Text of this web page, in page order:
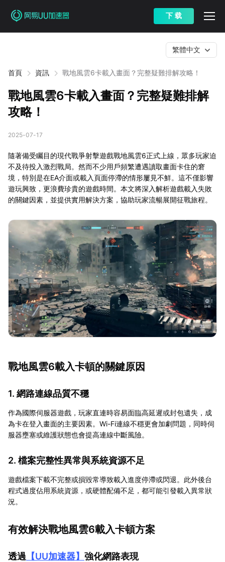
下 载
首頁 資訊 戰地風雲6卡載入畫面？完整疑難排解攻略！
繁體中文
戰地風雲6卡載入畫面？完整疑難排解
攻略！
2025-07-17
隨著備受矚目的現代戰爭射擊遊戲戰地風雲6正式上線，眾多玩家迫
不及待投入激烈戰局。然而不少用戶頻繁遭遇讀取畫面卡住的窘
境，特別是在EA介面或載入頁面停滯的情形屢見不鮮。這不僅影響
遊玩興致，更浪費珍貴的遊戲時間。本文將深入解析遊戲載入失敗
的關鍵因素，並提供實用解決方案，協助玩家流暢展開征戰旅程。
戰地風雲6載入卡頓的關鍵原因
1. 網路連線品質不穩
作為國際伺服器遊戲，玩家直連時容易面臨高延遲或封包遺失，成
為卡在登入畫面的主要因素。Wi-Fi連線不穩更會加劇問題，同時伺
服器壅塞或維護狀態也會提高連線中斷風險。
2. 檔案完整性異常與系統資源不足
遊戲檔案下載不完整或損毀常導致載入進度停滯或閃退。此外後台
程式過度佔用系統資源，或硬體配備不足，都可能引發載入異常狀
況。
有效解決戰地風雲6載入卡頓方案
透過 【UU加速器】 強化網路表現